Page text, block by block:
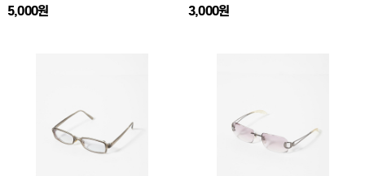
5,000원 3,000원